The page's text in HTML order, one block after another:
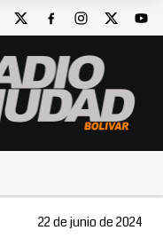
22 de junio de 2024